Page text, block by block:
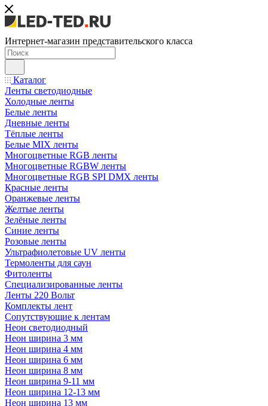
Интернет-магазин представительского класса
Каталог
Ленты светодиодные
Холодные ленты
Белые ленты
Дневные ленты
Тёплые ленты
Белые MIX ленты
Многоцветные RGB ленты
Многоцветные RGBW ленты
Многоцветные RGB SPI DMX ленты
Красные ленты
Оранжевые ленты
Желтые ленты
Зелёные ленты
Синие ленты
Розовые ленты
Ультрафиолетовые UV ленты
Термоленты для саун
Фитоленты
Специализированные ленты
Ленты 220 Вольт
Комплекты лент
Сопутствующие к лентам
Неон светодиодный
Неон ширина 3 мм
Неон ширина 4 мм
Неон ширина 6 мм
Неон ширина 8 мм
Неон ширина 9-11 мм
Неон ширина 12-13 мм
Неон ширина 13 мм